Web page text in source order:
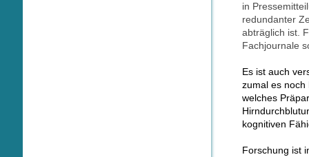
in
redundanter
abträglich ist.
Fachjournale
Es ist auch
zumal es noch
welches
kognitiven
Forschung ist